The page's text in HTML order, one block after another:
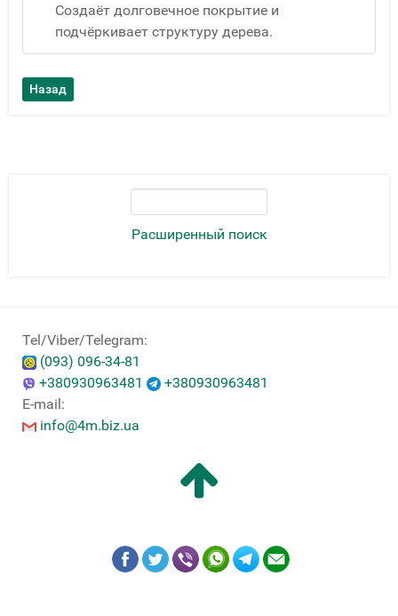
Расширенный поиск
Создаёт долговечное покрытие и
подчёркивает структуру дерева.
Tel/Viber/Telegram:
(093) 096-34-81
+380930963481
+380930963481
E-mail:
info@4m.biz.ua